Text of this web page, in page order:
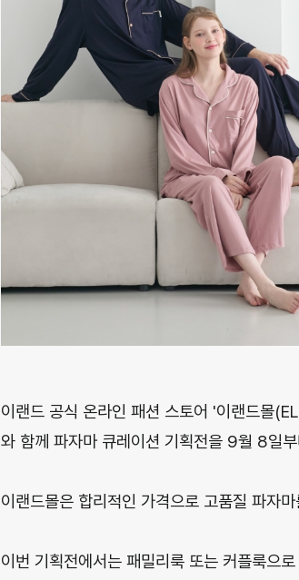
이랜드 공식 온라인 패션 스토어 '이랜드몰
와 함께 파자마 큐레이션 기획전을 9월 8일
이랜드몰은 합리적인 가격으로 고품질 파자
이번 기획전에서는 패밀리룩 또는 커플룩